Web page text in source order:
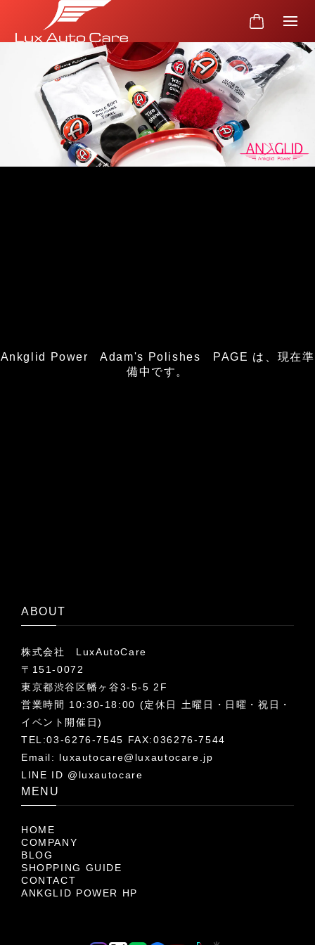
Ankglid Power Adam's Polishes PAGE は、現在準
備中です。
ABOUT
株式会社 LuxAutoCare
〒151-0072
東京都渋谷区幡ヶ谷3-5-5 2F
営業時間 10:30-18:00 (定休日 土曜日・日曜・祝日・
イベント開催日)
TEL:03-6276-7545 FAX:036276-7544
Email: luxautocare@luxautocare.jp
LINE ID @luxautocare
MENU
HOME
COMPANY
BLOG
SHOPPING GUIDE
CONTACT
ANKGLID POWER HP